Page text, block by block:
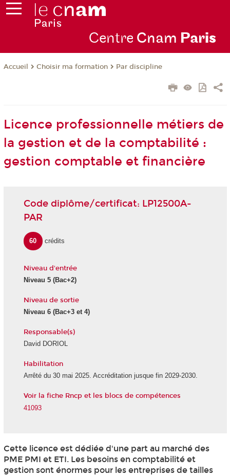
Centre Cnam Paris
Accueil Choisir ma formation Par discipline
Licence professionnelle métiers de
la gestion et de la comptabilité :
gestion comptable et financière
Code diplôme/certificat: LP12500A-
PAR
60 crédits
Niveau d'entrée
Niveau 5(Bac+2)
Niveau de sortie
Niveau 6(Bac+3 et 4)
Responsable(s)
David DORIOL
Habilitation
Arrêté du 30 mai 2025. Accréditation jusque fin 2029-2030.
Voir la fiche Rncp et les blocs de compétences
41093
Cette licence est dédiée d'une part au marché des
PME PMI et ETI. Les besoins en comptabilité et
gestion sont énormes pour les entreprises de tailles